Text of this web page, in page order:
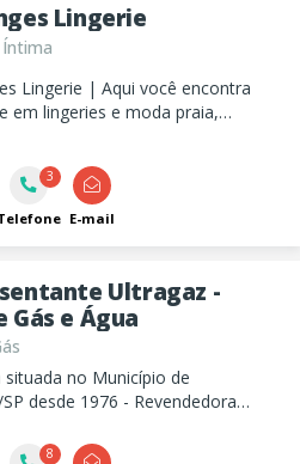
Lingerie
Lingerie | Aqui você encontra
em lingeries e moda praia,
revendedoras para
consignado! Entre em contato
3
E-mail
Ultragaz -
Gás e Água
situada no Município de
1976 - Revendedora
Fornecedora de Água
Potável - Acessórios Gás e Água
8